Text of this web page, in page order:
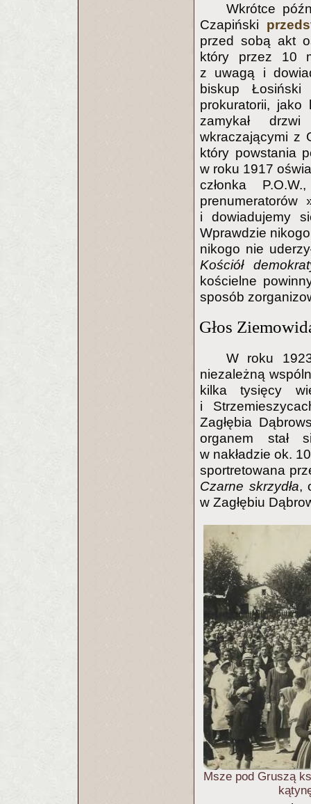
Wkrótce
Czapiński
przed sobą akt
który przez 10
z uwagą i
biskup Łosiński
prokuratorii,
zamykał
wkraczającymi z
który powstania
w roku 1917
członka
prenumeratorów
i dowiadujemy
Wprawdzie nikogo
nikogo nie
Kościół
kościelne
sposób
Głos
W roku
niezależną
kilka tysięcy
i
Zagłębia
organem stał
w nakładzie ok.
sportretowana
Czarne skrzydła,
w Zagłębiu
Msze pod Gruszą